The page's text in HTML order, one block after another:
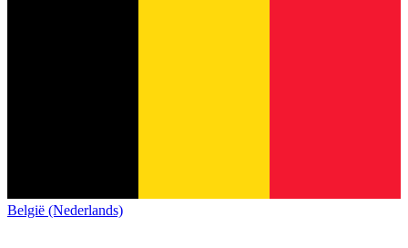
België (Nederlands)